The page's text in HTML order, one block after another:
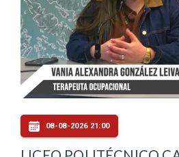
08-08-2026 21:00